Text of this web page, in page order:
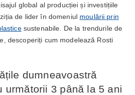
global al producției și investițiile
de lider în domeniul moulării prin
sustenabile. De la trendurile de
descoperiți cum modelează Rosti
dumneavoastră
următorii 3 până la 5 ani